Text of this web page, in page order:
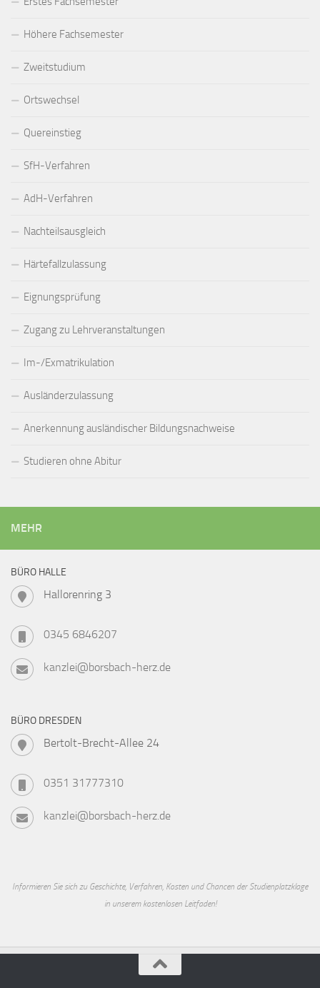
Höhere Fachsemester
Zweitstudium
Ortswechsel
Quereinstieg
SfH-Verfahren
AdH-Verfahren
Nachteilsausgleich
Härtefallzulassung
Eignungsprüfung
Zugang zu Lehrveranstaltungen
Im-/Exmatrikulation
Ausländerzulassung
Anerkennung ausländischer Bildungsnachweise
Studieren ohne Abitur
MEHR
BÜRO HALLE
Hallorenring 3
0345 6846207
kanzlei@borsbach-herz.de
BÜRO DRESDEN
Bertolt-Brecht-Allee 24
0351 31777310
kanzlei@borsbach-herz.de
Informieren Sie sich zu Geschichte, Verfahren, Kosten und Chancen der Studienplatzklage
in unserem kostenlosen Leitfaden!